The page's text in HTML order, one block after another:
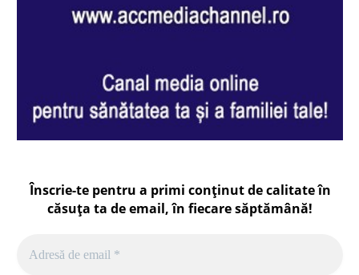
Înscrie-te pentru a primi conținut de calitate în
căsuța ta de email, în fiecaresăptămână!